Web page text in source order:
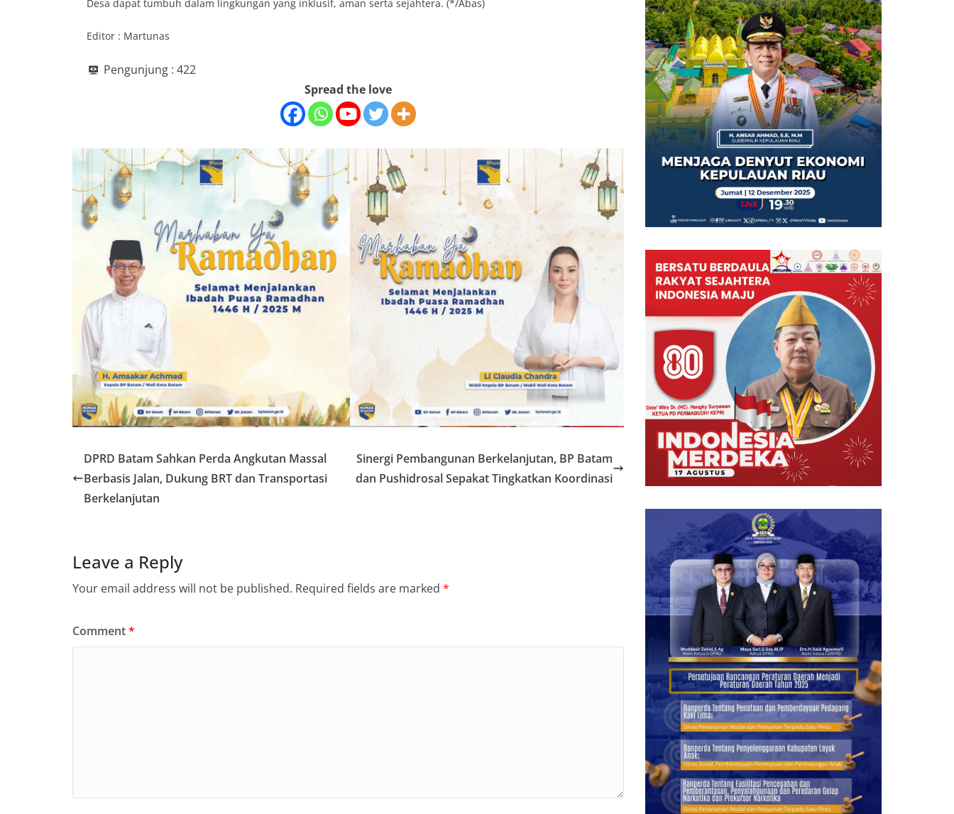
Desa dapat tumbuh dalam lingkungan yang inklusif, aman serta sejahtera. (*/Abas)
Editor : Martunas
Pengunjung : 422
Spread the love
DPRD Batam Sahkan Perda Angkutan Massal
Berbasis Jalan, Dukung BRT dan Transportasi
Berkelanjutan
Sinergi Pembangunan Berkelanjutan, BP Batam
dan Pushidrosal Sepakat Tingkatkan Koordinasi
Leave a Reply
Your email address will not be published. Required fields are marked *
Comment*